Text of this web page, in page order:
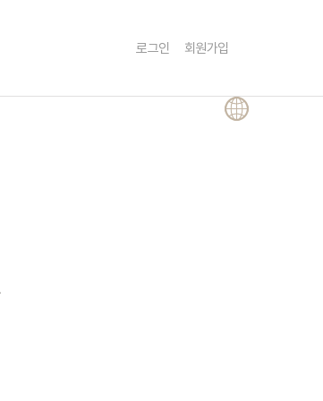
로그인 회원가입